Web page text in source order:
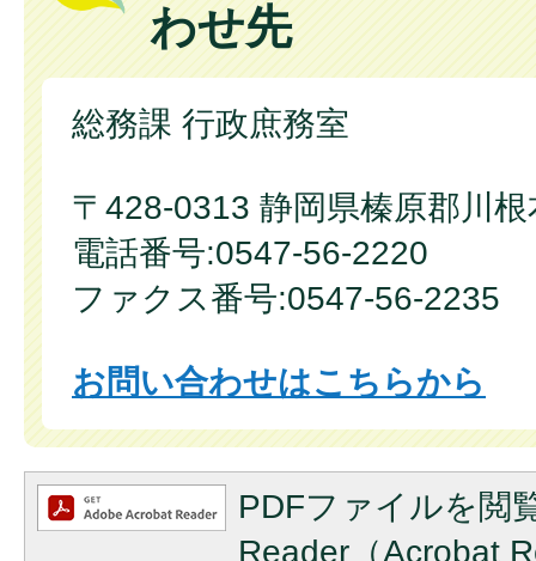
わせ先
総務課 行政庶務室
〒428-0313 静岡県榛原郡川
電話番号:0547-56-2220
ファクス番号:0547-56-2235
お問い合わせはこちらから
PDFファイルを閲
Reader（Acrobat